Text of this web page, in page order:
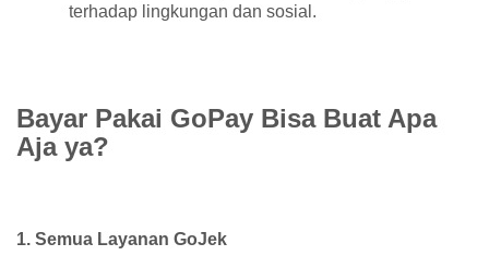
terhadap lingkungan dan sosial.
Bayar Pakai GoPay Bisa Buat Apa
Aja ya?
1. Semua Layanan GoJek